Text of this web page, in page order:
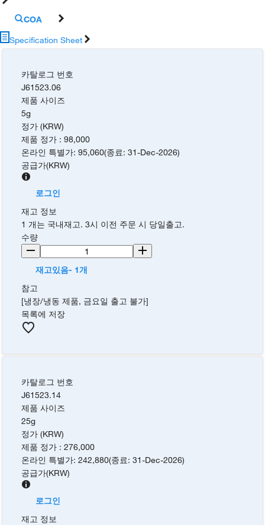
COA
Specification Sheet
카탈로그 번호
J61523.06
제품 사이즈
5g
정가 (KRW)
제품 정가 :98,000
온라인 특별가:95,060(종료:31-Dec-2026)
공급가(KRW)
로그인
재고 정보
1 개는 국내재고. 3시 이전 주문 시 당일출고.
수량
재고있음- 1개
참고
[냉장/냉동 제품, 금요일 출고 불가]
목록에 저장
카탈로그 번호
J61523.14
제품 사이즈
25g
정가 (KRW)
제품 정가 :276,000
온라인 특별가:242,880(종료:31-Dec-2026)
공급가(KRW)
로그인
재고 정보